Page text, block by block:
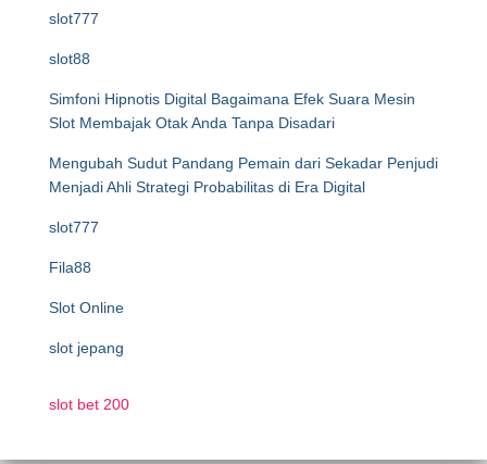
slot777
slot88
Simfoni Hipnotis Digital Bagaimana Efek Suara Mesin
Slot Membajak Otak Anda Tanpa Disadari
Mengubah Sudut Pandang Pemain dari Sekadar Penjudi
Menjadi Ahli Strategi Probabilitas di Era Digital
slot777
Fila88
Slot Online
slot jepang
slot bet 200